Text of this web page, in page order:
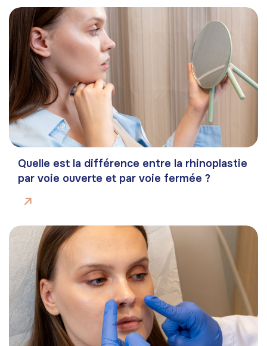
Quelle est la différence entre la rhinoplastie
par voie ouverte et par voie fermée ?